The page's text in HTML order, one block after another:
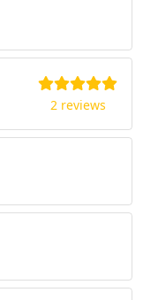
2 reviews